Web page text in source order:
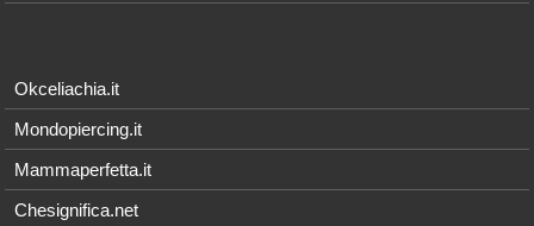
Okceliachia.it
Mondopiercing.it
Mammaperfetta.it
Chesignifica.net